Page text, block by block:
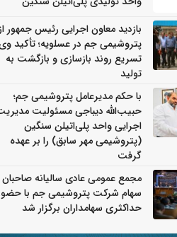
بازدید معاون اجرایی رئیس جمهور از
پتروشیمی جم در عسلویه؛ تأکید
تسریع روند بازسازی و بازگشت به
تولید
با حکم مدیرعامل پتروشیمی جم؛
حبیب‌الله دیباجی مسئولیت
اجرایی واحد پلی‌اتیلن سنگین
(پتروشیمی مهر سابق) را بر عهده
گرفت
مجمع عمومی عادی سالیانه صاحبان
سهام شرکت پتروشیمی جم با
حداکثری سهامداران برگزار شد